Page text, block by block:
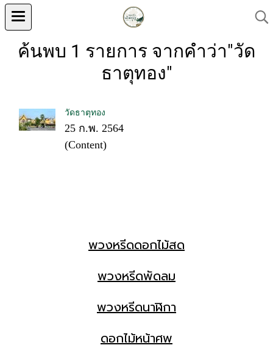
ค้นพบ 1 รายการ จากคำว่า"วัด
ธาตุทอง"
วัดธาตุทอง
25 ก.พ. 2564
(Content)
พวงหรีดดอกไม้สด
พวงหรีดพัดลม
พวงหรีดนาฬิกา
ดอกไม้หน้าศพ